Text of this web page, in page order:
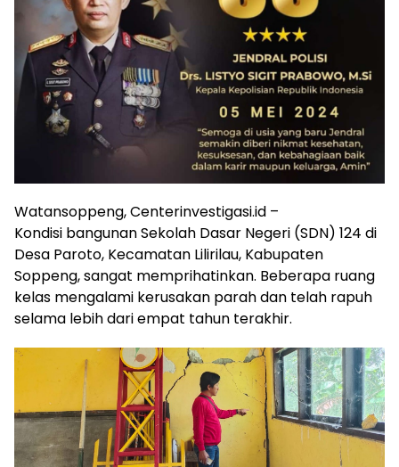
Watansoppeng, Centerinvestigasi.id –
Kondisi bangunan Sekolah Dasar Negeri (SDN) 124 di
Desa Paroto, Kecamatan Lilirilau, Kabupaten
Soppeng, sangat memprihatinkan. Beberapa ruang
kelas mengalami kerusakan parah dan telah rapuh
selama lebih dari empat tahun terakhir.